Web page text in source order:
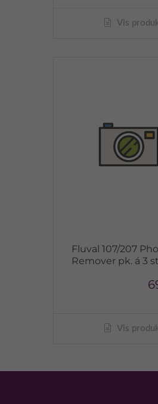
Vis
Fluval 107/207
Remover pk. á 3
Vis